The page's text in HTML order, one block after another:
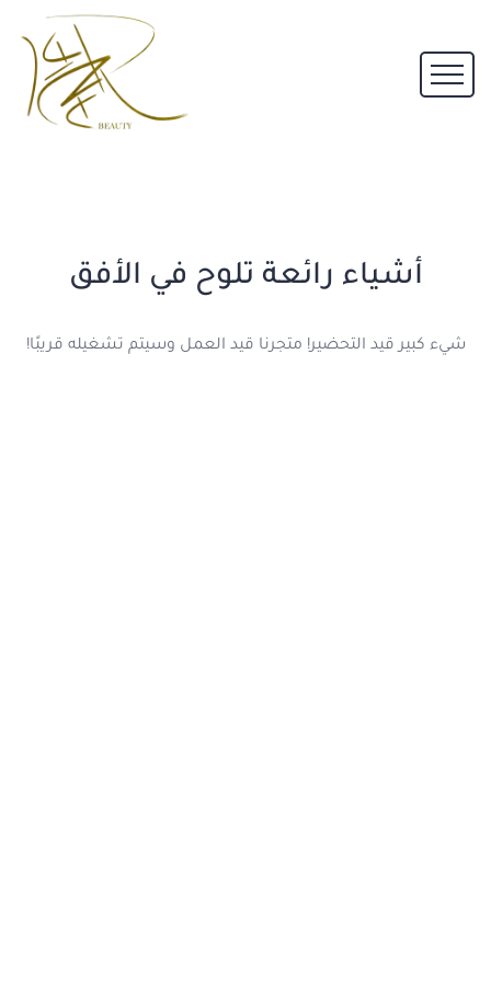
أشياء رائعة تلوح في الأفق
شيء كبير قيد التحضير! متجرنا قيد العمل وسيتم تشغيله قريبًا!